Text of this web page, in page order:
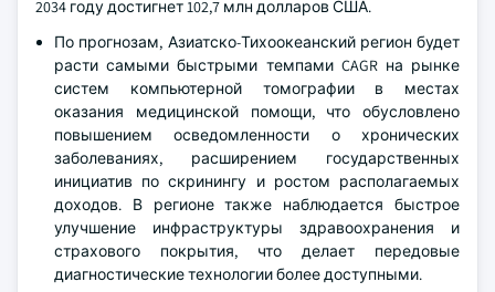
2034 году достигнет 102,7 млн долларов США.
По прогнозам, Азиатско-Тихоокеанский регион будет
расти самыми быстрыми темпами CAGR на рынке
систем компьютерной томографии в местах
оказания медицинской помощи, что обусловлено
повышением осведомленности о хронических
заболеваниях, расширением государственных
инициатив по скринингу и ростом располагаемых
доходов. В регионе также наблюдается быстрое
улучшение инфраструктуры здравоохранения и
страхового покрытия, что делает передовые
диагностические технологии более доступными.